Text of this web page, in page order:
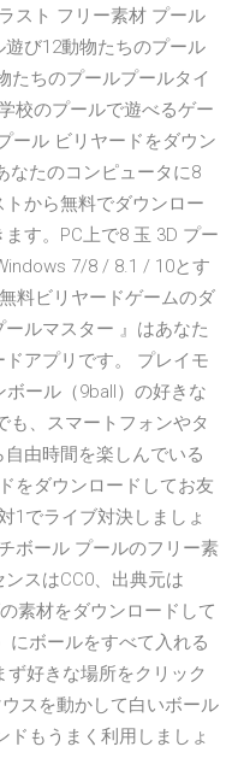
スト フリー素材 プール
び12動物たちのプール
たちのプールプールタイ
校のプールで遊べるゲー
ール ビリヤードをダウン
なたのコンピュータに8
から無料でダウンロー
す。PC上で8 玉 3D プー
7/8 / 8.1 / 10とす
料ビリヤードゲームのダ
ルマスター 』はあなた
アプリです。 プレイモ
ール（9ball）の好きな
も、スマートフォンやタ
由時間を楽しんでいる
をダウンロードしてお友
1でライブ対決しましょ
ボール プールのフリー素
スはCC0、出典元は
素材をダウンロードして
ボールをすべて入れる
好きな場所をクリック
スを動かして白いボール
ドもうまく利用しましょ